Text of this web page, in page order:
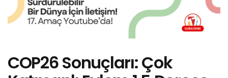
COP26 Sonuçları: Çok